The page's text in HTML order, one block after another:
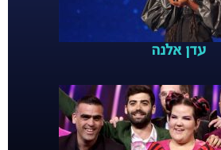
עדן אלנה